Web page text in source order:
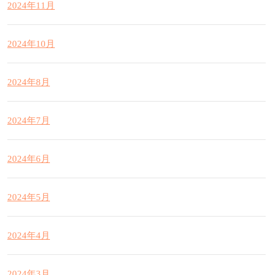
2024年11月
2024年10月
2024年8月
2024年7月
2024年6月
2024年5月
2024年4月